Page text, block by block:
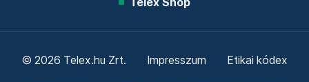
© 2026 Telex.hu Zrt. Impresszum Etikai kódex